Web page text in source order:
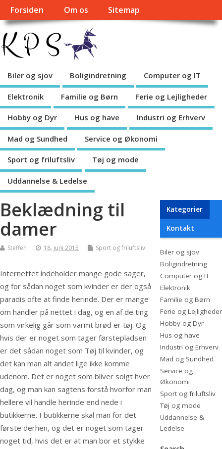
Forsiden Om os Sitemap
Biler og sjov Boligindretning Computer og IT
Elektronik Familie og Børn Ferie og Lejligheder
Hobby og Dyr Hus og have Industri og Erhverv
Mad og Sundhed Service og Økonomi
Sport og friluftsliv Tøj og mode
Uddannelse & Ledelse
Beklædning til
damer
Steffen 18. juni 2015 Sport og friluftsliv
Internettet indeholder mange gode sager,
og for sådan noget som kvinder er der også
paradis ofte at finde herinde. Der er mange
om handler på nettet i dag, og en af de ting
som virkelig går som varmt brød er tøj. Og
hvis der er noget som tager førstepladsen
er det sådan noget som Tøj til kvinder, og
det kan man alt andet lige ikke komme
udenom. Det er noget som bliver solgt hver
dag, og man kan sagtens forstå hvorfor man
hellere vil handle herinde end nede i
butikkerne. I butikkerne skal man for det
første derhen, og det er noget som tager
noget tid, hvis det er at man bor et stykke
Kategorier
Kontakt
Biler og sjov
Boligindretning
Computer og IT
Elektronik
Familie og Børn
Ferie og Lejligheder
Hobby og Dyr
Hus og have
Industri og Erhverv
Mad og Sundhed
Service og
Økonomi
Sport og friluftsliv
Tøj og mode
Uddannelse &
Ledelse